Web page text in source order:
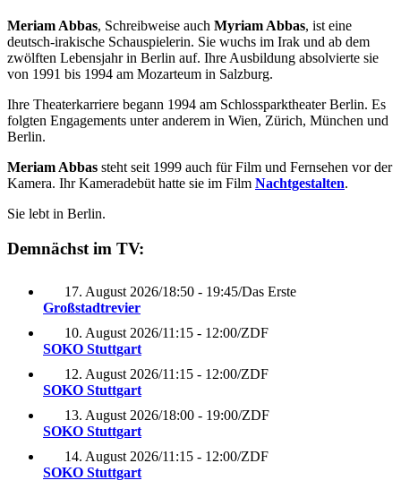
Meriam Abbas, Schreibweise auch Myriam Abbas, ist eine
deutsch-irakische Schauspielerin. Sie wuchs im Irak und ab dem
zwölften Lebensjahr in Berlin auf. Ihre Ausbildung absolvierte sie
von 1991 bis 1994 am Mozarteum in Salzburg.
Ihre Theaterkarriere begann 1994 am Schlossparktheater Berlin. Es
folgten Engagements unter anderem in Wien, Zürich, München und
Berlin.
Meriam Abbas steht seit 1999 auch für Film und Fernsehen vor der
Kamera. Ihr Kameradebüt hatte sie im Film Nachtgestalten.
Sie lebt in Berlin.
Demnächst im TV:
17. August 2026/18:50 - 19:45/Das Erste
Großstadtrevier
10. August 2026/11:15 - 12:00/ZDF
SOKO Stuttgart
12. August 2026/11:15 - 12:00/ZDF
SOKO Stuttgart
13. August 2026/18:00 - 19:00/ZDF
SOKO Stuttgart
14. August 2026/11:15 - 12:00/ZDF
SOKO Stuttgart